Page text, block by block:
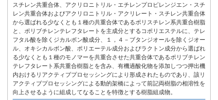
スチレン共重合体、アクリロニトリル・エチレンプロピレンジエン・スチ
レン共重合体およびアクリロニトリル・アクリレート・スチレン共重合体
から選ばれる少なくとも１種の共重合体であるポリスチレン系共重合樹脂
と、ポリブチレンテレフタレートを主成分とするコポリエステルに、テレ
フタル酸を除くジカルボン酸成分、１，４－ブタンジオールを除くジオー
ル、オキシカルボン酸、ポリエーテル成分およびラクトン成分から選ばれ
る少なくとも１種のモノマーを共重合させた共重合体であるポリブチレン
テレフタレート系共重合樹脂とを含み、有機過酸化物を添加しつつ押出機
内おけるリアクティブプロセッシングにより形成されたものであり、該リ
アクティブプロセッシングによる動的架橋によって前記両樹脂の相溶性を
向上させるように組成してなることを特徴とする樹脂組成物。